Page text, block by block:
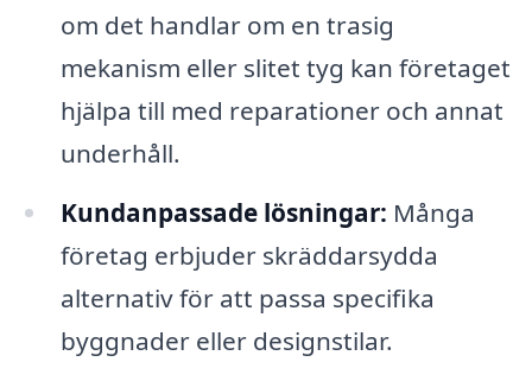
om det handlar om en trasig
mekanism eller slitet tyg kan företaget
hjälpa till med reparationer och annat
underhåll.
Kundanpassade lösningar: Många
företag erbjuder skräddarsydda
alternativ för att passa specifika
byggnader eller designstilar.